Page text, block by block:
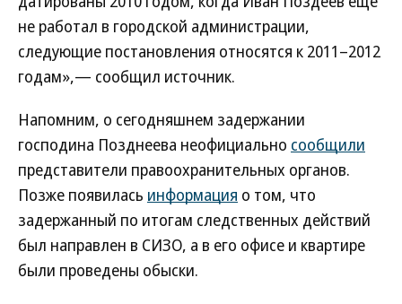
не работал в городской администрации,
следующие постановления относятся к 2011–2012
годам»,— сообщил источник.
Напомним, о сегодняшнем задержании
господина Позднеева неофициально сообщили
представители правоохранительных органов.
Позже появилась информация о том, что
задержанный по итогам следственных действий
был направлен в СИЗО, а в его офисе и квартире
были проведены обыски.